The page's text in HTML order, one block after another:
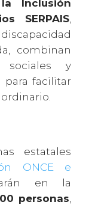
Inclusión
SERPAIS,
combinan
sociales y
para facilitar
estatales
ONCE e
en la
personas,